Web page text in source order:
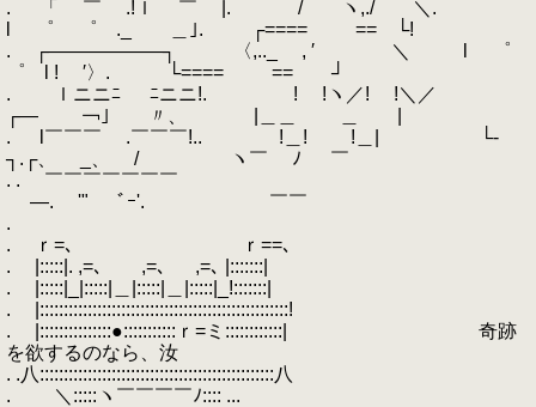
. 「 ￣ .!ｌ ￣ |. / ヽ,./ ＼.
l ゜ ゜ ._ ＿｣. ┌==== == └!
. ┌――――――┐ 〈,.._ , ′ ＼ l ゜
゜ l ! ′〉. └==== == ┘
. ｌニニﾆ ﾆニニ!. ! !ヽ／! !＼／
┌― ￢｣ 〃、 |＿＿ ＿ |
. l￣￣￣ .￣￣￣!.. !＿! !＿| └‐
┐.┌、 _、 / ヽ￣ ﾉ ￣
. . ￣￣￣￣￣￣￣
―. '" ﾞｰ'. ￣￣
.
. ｒ=､ ｒ==､
. |:::::|. ,=､ ,=､ ,=､ |:::::::|
. |:::::|_|:::::|＿|:::::|＿|:::::|_!:::::::|
. |::::::::::::::::::::::::::::::::::::::::::::::::::::!
. |:::::::::::::::●:::::::::::ｒ=ミ::::::::::::| 奇跡
を欲するのなら、汝
. .八:::::::::::::::::::::::::::::::::::::::::::::::::八
. ＼:::::ヽ￣￣￣￣ﾉ:::: ...